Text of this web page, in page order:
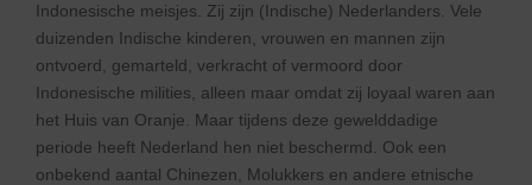
Indonesische meisjes. Zij zijn (Indische) Nederlanders. Vele
duizenden Indische kinderen, vrouwen en mannen zijn
ontvoerd, gemarteld, verkracht of vermoord door
Indonesische milities, alleen maar omdat zij loyaal waren aan
het Huis van Oranje. Maar tijdens deze gewelddadige
periode heeft Nederland hen niet beschermd. Ook een
onbekend aantal Chinezen, Molukkers en andere etnische